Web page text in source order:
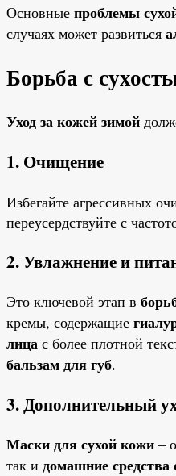
Основные проблемы
случаях может развиться
Борьба с
Уход за кожей зимой
1. Очищение
Избегайте агрессивных
переусердствуйте с
2. Увлажнение и
Это ключевой этап в
кремы, содержащие
лица с более плотной
бальзам для губ.
3. Дополнительный
Маски для сухой кожи –
так и домашние средства